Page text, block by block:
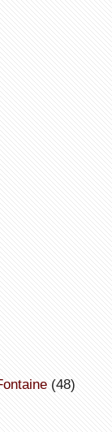
(48)